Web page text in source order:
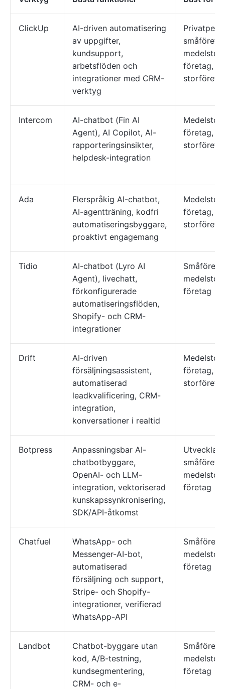
ClickUp
AI-driven automatisering
av uppgifter,
kundsupport,
arbetsflöden och
integrationer med CRM-
verktyg
företag,
Intercom
AI-chatbot (Fin AI
Agent), AI Copilot, AI-
rapporteringsinsikter,
helpdesk-integration
företag,
Ada
Flerspråkig AI-chatbot,
AI-agentträning, kodfri
automatiseringsbyggare,
proaktivt engagemang
företag,
Tidio
AI-chatbot (Lyro AI
Agent), livechatt,
förkonfigurerade
automatiseringsflöden,
Shopify- och CRM-
integrationer
företag
Drift
AI-driven
försäljningsassistent,
automatiserad
leadkvalificering, CRM-
integration,
konversationer i realtid
företag,
Botpress
Anpassningsbar AI-
chatbotbyggare,
OpenAI- och LLM-
integration, vektoriserad
kunskapssynkronisering,
SDK/API-åtkomst
företag
Chatfuel
WhatsApp- och
Messenger-AI-bot,
automatiserad
försäljning och support,
Stripe- och Shopify-
integrationer, verifierad
WhatsApp-API
företag
Landbot
Chatbot-byggare utan
kod, A/B-testning,
kundsegmentering,
CRM- och e-
företag